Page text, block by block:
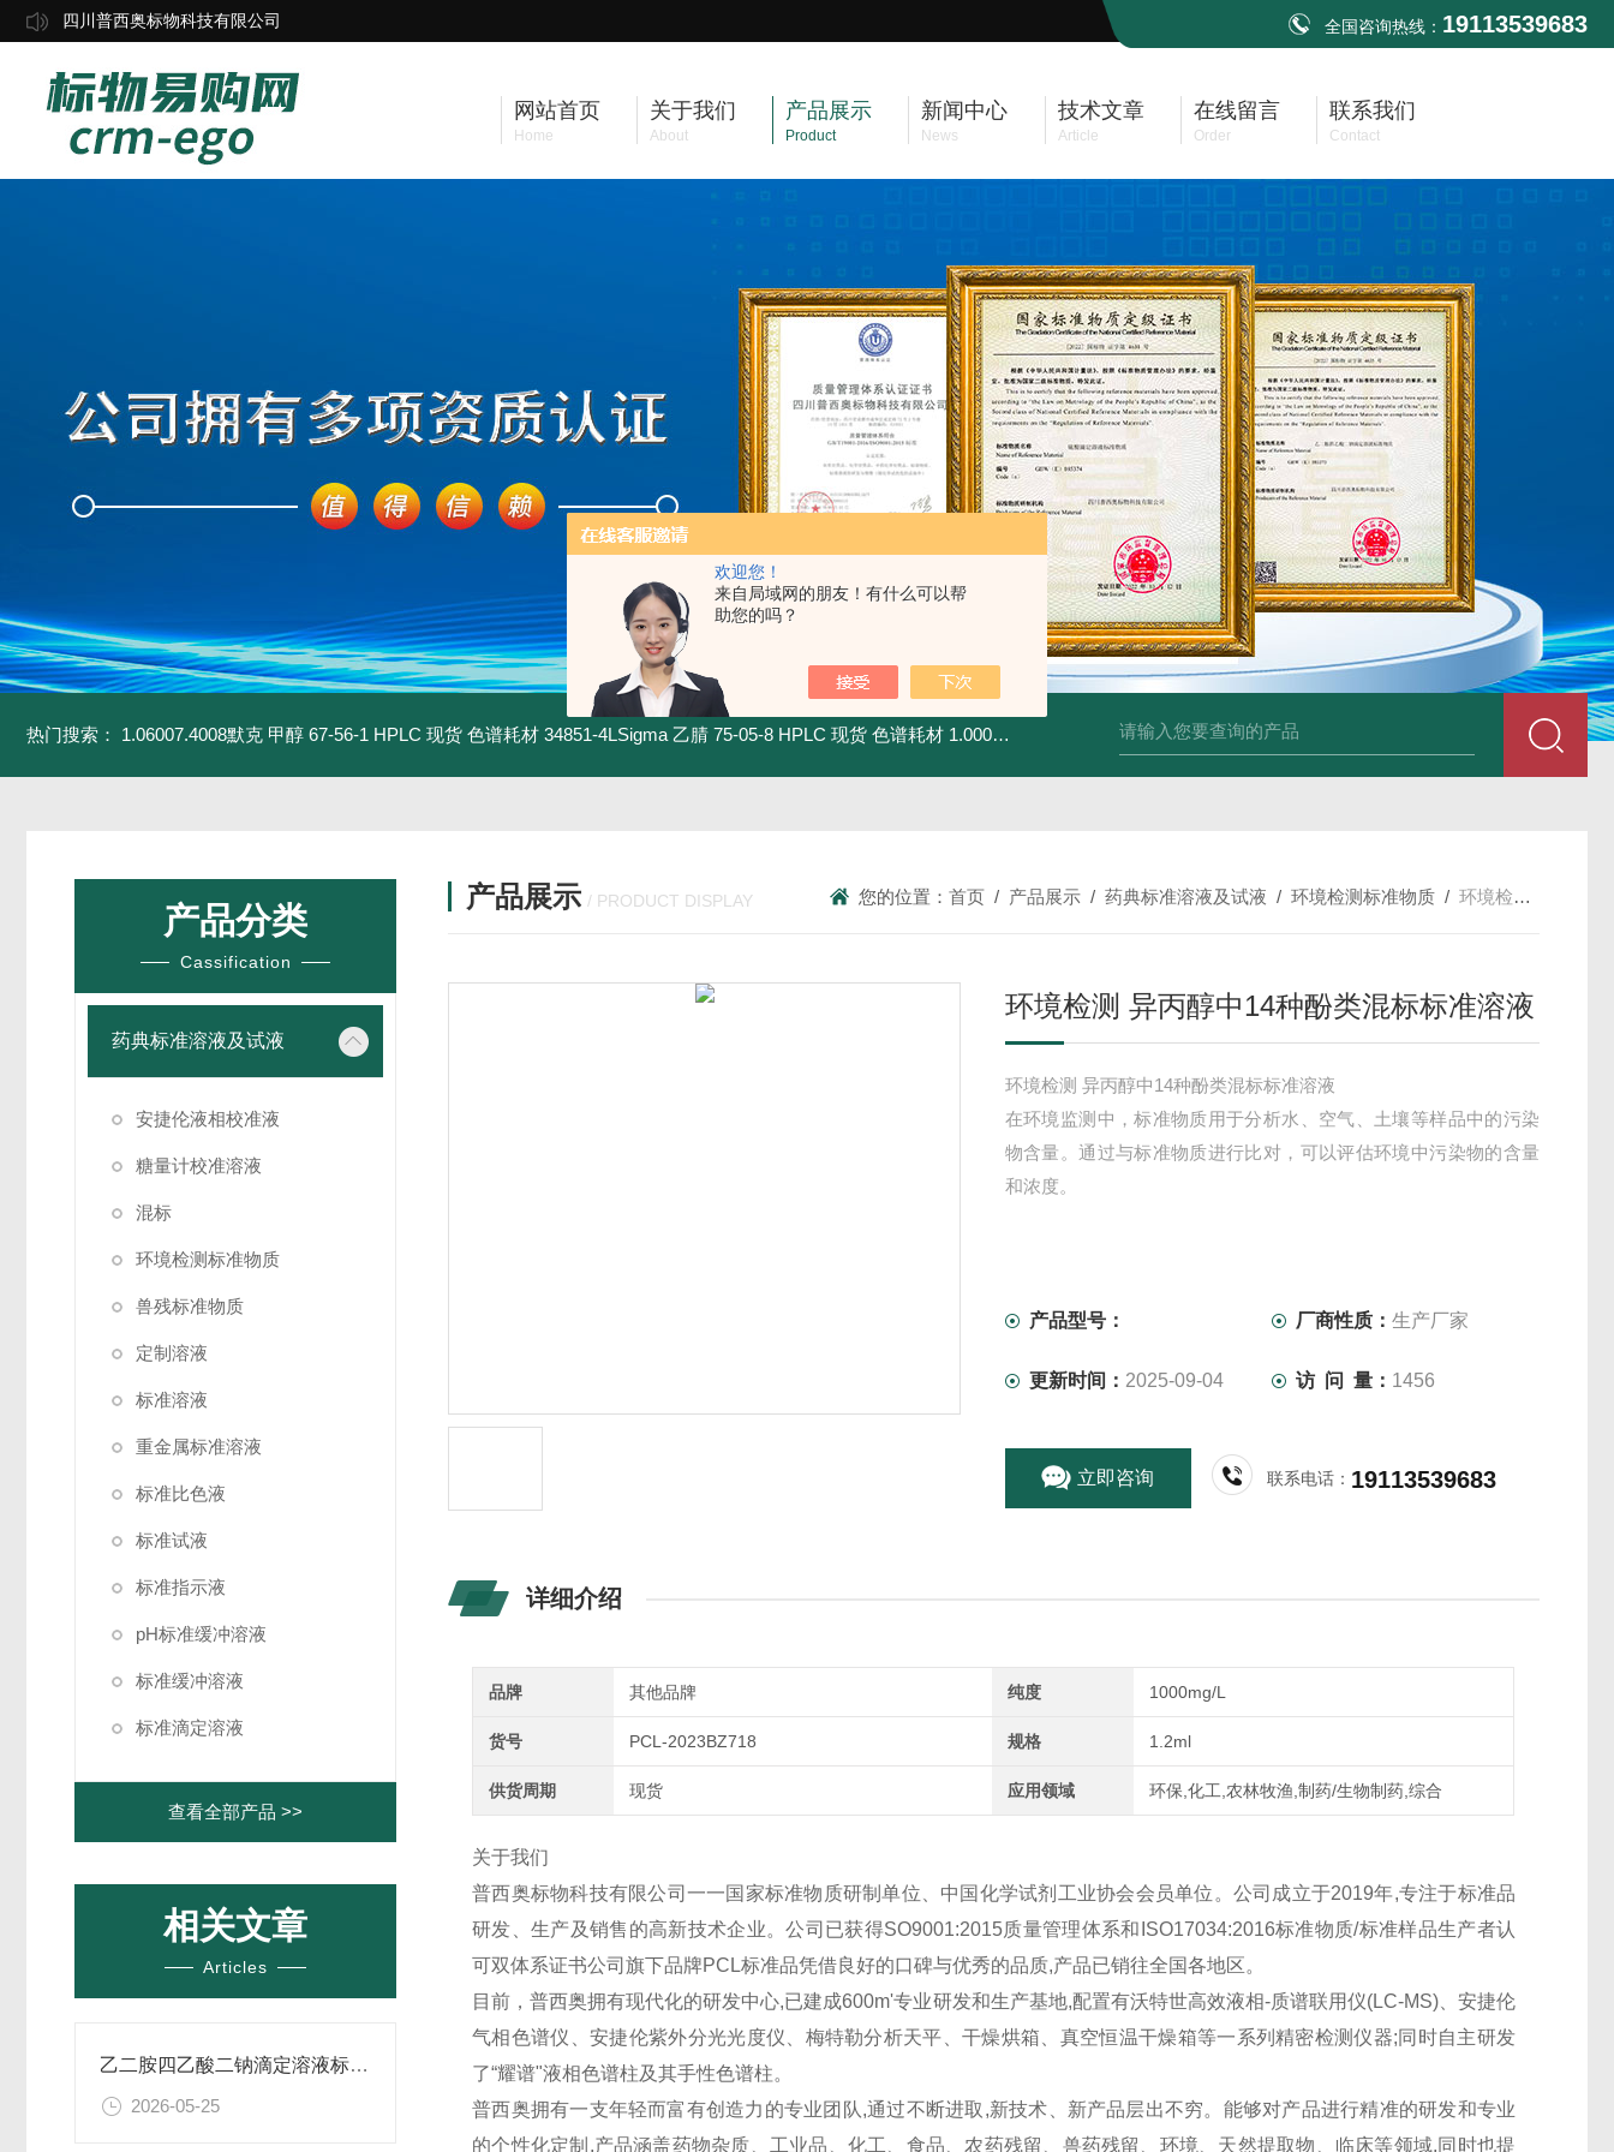
欢迎您！
来自局域网的朋友！有什么可以帮
助您的吗？
四川普西奥标物科技有限公司 全国咨询热线： 19113539683
网站首页
Home
关于我们
About
产品展示
Product
新闻中心
News
技术文章
Article
在线留言
Order
联系我们
Contact
热门搜索： 1.06007.4008默克 甲醇 67-56-1 HPLC 现货 色谱耗材 34851-4LSigma 乙腈 75-05-8 HPLC 现货 色谱耗材 1.00030.4008默克 乙腈 75-05-8 HPLC 现货 色谱耗材 34860-4L-Rsigma 甲醇 67-
产品分类
Cassification
药典标准溶液及试液
安捷伦液相校准液
糖量计校准溶液
混标
环境检测标准物质
兽残标准物质
定制溶液
标准溶液
重金属标准溶液
标准比色液
标准试液
标准指示液
pH标准缓冲溶液
标准缓冲溶液
标准滴定溶液
查看全部产品 >>
相关文章
Articles
乙二胺四乙酸二钠滴定溶液标准物质的制备与应用指南
2026-05-25
产品展示 / PRODUCT DISPLAY 您的位置：首页 / 产品展示 /药典标准溶液及试液 /环境检测标准物质 /环境检测 异丙醇中14种酚类混标标准溶液
环境检测 异丙醇中14种酚类混标标准溶液
环境检测 异丙醇中14种酚类混标标准溶液
在环境监测中，标准物质用于分析水、空气、土壤等样品中的污染
物含量。通过与标准物质进行比对，可以评估环境中污染物的含量
和浓度。
产品型号： 厂商性质：生产厂家
更新时间： 2025-09-04 访 问 量： 1456
立即咨询 联系电话： 19113539683
详细介绍
品牌 其他品牌 纯度 1000mg/L
货号 PCL-2023BZ718 规格 1.2ml
供货周期 现货 应用领域 环保,化工,农林牧渔,制药/生物制药,综合
关于我们
普西奥标物科技有限公司一一国家标准物质研制单位、中国化学试剂工业协会会员单位。公司成立于2019年,专注于标准品
研发、生产及销售的高新技术企业。公司已获得SO9001:2015质量管理体系和ISO17034:2016标准物质/标准样品生产者认
可双体系证书公司旗下品牌PCL标准品凭借良好的口碑与优秀的品质,产品已销往全国各地区。
目前，普西奥拥有现代化的研发中心,已建成600m'专业研发和生产基地,配置有沃特世高效液相-质谱联用仪(LC-MS)、安捷伦
气相色谱仪、安捷伦紫外分光光度仪、梅特勒分析天平、干燥烘箱、真空恒温干燥箱等一系列精密检测仪器;同时自主研发
了“耀谱"液相色谱柱及其手性色谱柱。
普西奥拥有一支年轻而富有创造力的专业团队,通过不断进取,新技术、新产品层出不穷。能够对产品进行精准的研发和专业
的个性化定制,产品涵盖药物杂质、工业品、化工、食品、农药残留、兽药残留、环境、天然提取物、临床等领域,同时也提